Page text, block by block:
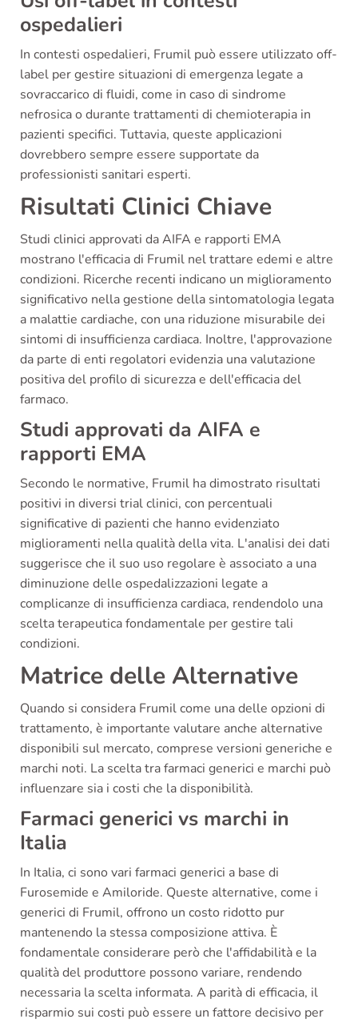
ospedalieri
In contesti ospedalieri, Frumil può essere utilizzato off-
label per gestire situazioni di emergenza legate a
sovraccarico di fluidi, come in caso di sindrome
nefrosica o durante trattamenti di chemioterapia in
pazienti specifici. Tuttavia, queste applicazioni
dovrebbero sempre essere supportate da
professionisti sanitari esperti.
Risultati Clinici Chiave
Studi clinici approvati da AIFA e rapporti EMA
mostrano l'efficacia di Frumil nel trattare edemi e altre
condizioni. Ricerche recenti indicano un miglioramento
significativo nella gestione della sintomatologia legata
a malattie cardiache, con una riduzione misurabile dei
sintomi di insufficienza cardiaca. Inoltre, l'approvazione
da parte di enti regolatori evidenzia una valutazione
positiva del profilo di sicurezza e dell'efficacia del
farmaco.
Studi approvati da AIFA e
rapporti EMA
Secondo le normative, Frumil ha dimostrato risultati
positivi in diversi trial clinici, con percentuali
significative di pazienti che hanno evidenziato
miglioramenti nella qualità della vita. L'analisi dei dati
suggerisce che il suo uso regolare è associato a una
diminuzione delle ospedalizzazioni legate a
complicanze di insufficienza cardiaca, rendendolo una
scelta terapeutica fondamentale per gestire tali
condizioni.
Matrice delle Alternative
Quando si considera Frumil come una delle opzioni di
trattamento, è importante valutare anche alternative
disponibili sul mercato, comprese versioni generiche e
marchi noti. La scelta tra farmaci generici e marchi può
influenzare sia i costi che la disponibilità.
Farmaci generici vs marchi in
Italia
In Italia, ci sono vari farmaci generici a base di
Furosemide e Amiloride. Queste alternative, come i
generici di Frumil, offrono un costo ridotto pur
mantenendo la stessa composizione attiva. È
fondamentale considerare però che l'affidabilità e la
qualità del produttore possono variare, rendendo
necessaria la scelta informata. A parità di efficacia, il
risparmio sui costi può essere un fattore decisivo per